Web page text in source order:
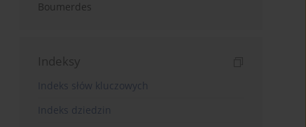
Boumerdes
Indeksy
Indeks słów kluczowych
Indeks dziedzin